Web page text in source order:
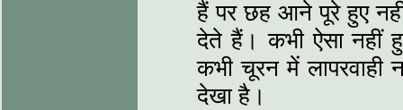
हैं पर छह आने पूरे हुए
देते हैं। कभी ऐसा नहीं
कभी चूरन में लापरवाही
देखा है।